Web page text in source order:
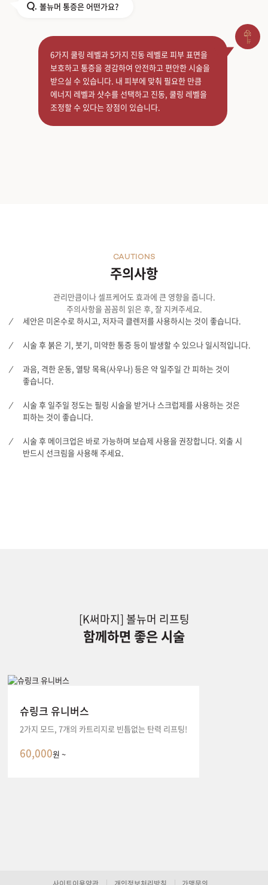
Q. 볼뉴머 통증은 어떤가요?
6가지 쿨링 레벨과 5가지 진동 레벨로 피부 표면을
보호하고 통증을 경감하여 안전하고 편안한 시술을
받으실 수 있습니다. 내 피부에 맞춰 필요한 만큼
에너지 레벨과 샷수를 선택하고 진동, 쿨링 레벨을
조정할 수 있다는 장점이 있습니다.
주의사항
CAUTIONS
관리만큼이나 셀프케어도 효과에 큰 영향을 줍니다.
주의사항을 꼼꼼히 읽은 후, 잘 지켜주세요.
세안은 미온수로 하시고, 저자극 클렌저를 사용하시는 것이 좋습니다.
시술 후 붉은 기, 붓기, 미약한 통증 등이 발생할 수 있으나 일시적입니다.
과음, 격한 운동, 열탕 목욕(사우나) 등은 약 일주일 간 피하는 것이
좋습니다.
시술 후 일주일 정도는 필링 시술을 받거나 스크럽제를 사용하는 것은
피하는 것이 좋습니다.
시술 후 메이크업은 바로 가능하며 보습제 사용을 권장합니다. 외출 시
반드시 선크림을 사용해 주세요.
[K써마지] 볼뉴머 리프팅
함께하면 좋은 시술
슈링크 유니버스
2가지 모드, 7개의 카트리지로 빈틈없는 탄력 리프팅!
60,000원 ~